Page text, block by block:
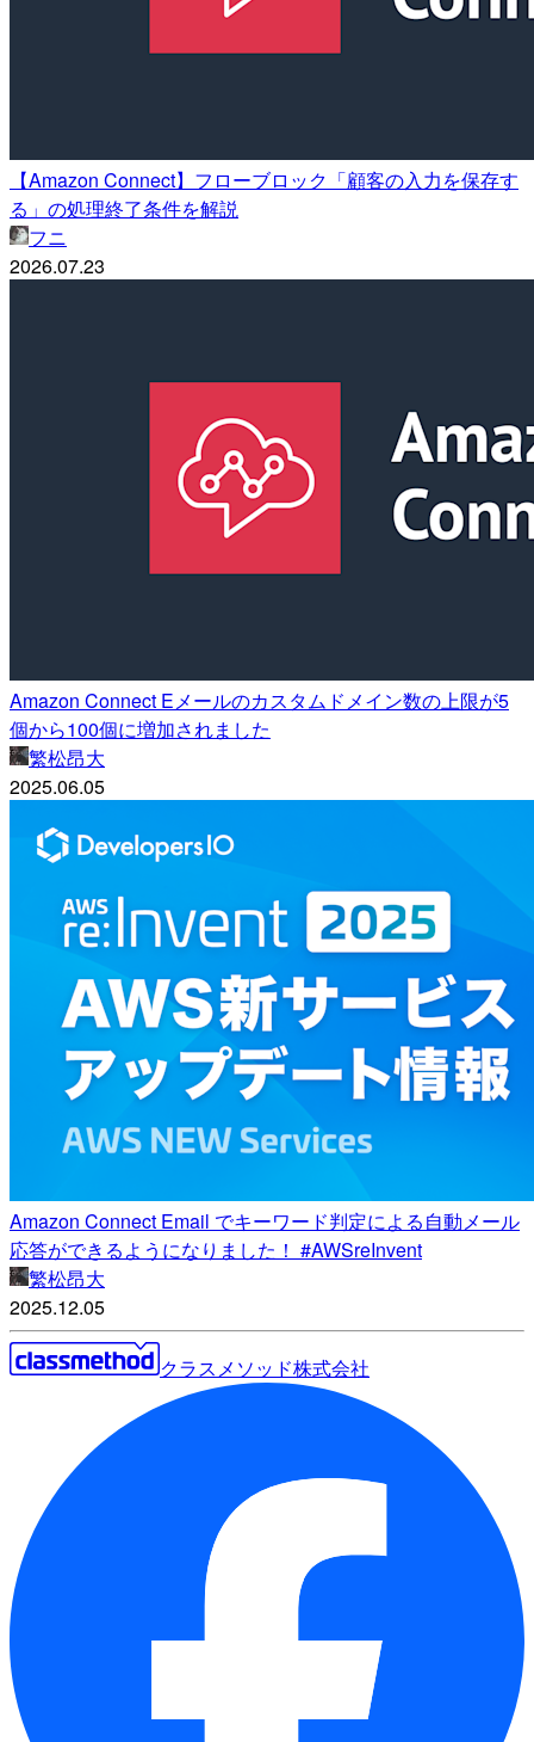
【Amazon Connect】フローブロック「顧客の入力を保存す
る」の処理終了条件を解説
フニ
2026.07.23
Amazon Connect Eメールのカスタムドメイン数の上限が5
個から100個に増加されました
繁松昂大
2025.06.05
Amazon Connect Email でキーワード判定による自動メール
応答ができるようになりました！ #AWSreInvent
繁松昂大
2025.12.05
クラスメソッド株式会社